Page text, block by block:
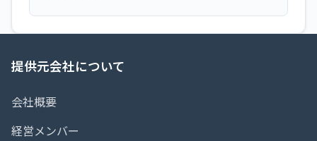
提供元会社について
会社概要
経営メンバー